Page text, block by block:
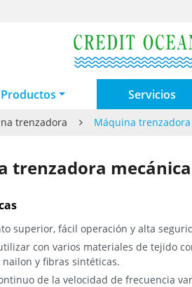
Productos Servicios
trenzadora Máquina
trenzadora
superior, fácil operación y alta
con varios materiales de tejido
nailon y fibras sintéticas.
de la velocidad de frecuencia